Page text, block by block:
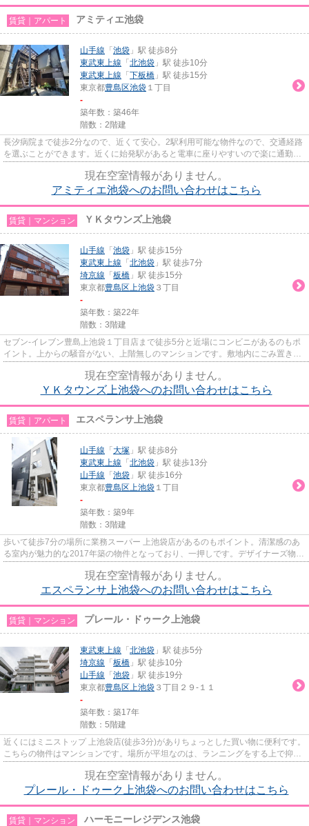
賃貸｜アパート アミティエ池袋
山手線 「 池袋 」駅 徒歩8分
東武東上線 「 北池袋 」駅 徒歩10分
東武東上線 「 下板橋 」駅 徒歩15分
東京都豊島区池袋 １丁目
-
築年数：築46年
階数：2階建
長汐病院まで徒歩2分なので、近くて安心。2駅利用可能な物件なので、交通経路
を選ぶことができます。近くに始発駅があると電車に座りやすいので楽に通勤が
現在空室情報がありません。
アミティエ池袋へのお問い合わせはこちら
賃貸｜マンション ＹＫタウンズ上池袋
山手線 「 池袋 」駅 徒歩15分
東武東上線 「 北池袋 」駅 徒歩7分
埼京線 「 板橋 」駅 徒歩15分
東京都豊島区上池袋 ３丁目
-
築年数：築22年
階数：3階建
セブン-イレブン豊島上池袋１丁目店まで徒歩5分と近場にコンビニがあるのもポ
イント。上からの騒音がない、上階無しのマンションです。敷地内にごみ置き場
現在空室情報がありません。
ＹＫタウンズ上池袋へのお問い合わせはこちら
賃貸｜アパート エスペランサ上池袋
山手線 「 大塚 」駅 徒歩8分
東武東上線 「 北池袋 」駅 徒歩13分
山手線 「 池袋 」駅 徒歩16分
東京都豊島区上池袋 １丁目
-
築年数：築9年
階数：3階建
歩いて徒歩7分の場所に業務スーパー 上池袋店があるのもポイント。清潔感のあ
る室内が魅力的な2017年築の物件となっており、一押しです。デザイナーズ物件
現在空室情報がありません。
エスペランサ上池袋へのお問い合わせはこちら
賃貸｜マンション プレール・ドゥーク上池袋
東武東上線 「 北池袋 」駅 徒歩5分
埼京線 「 板橋 」駅 徒歩10分
山手線 「 池袋 」駅 徒歩19分
東京都豊島区上池袋 ３丁目２９-１１
-
築年数：築17年
階数：5階建
近くにはミニストップ 上池袋店(徒歩3分)がありちょっとした買い物に便利です。
こちらの物件はマンションです。場所が平坦なのは、ランニングをする上で抑え
現在空室情報がありません。
プレール・ドゥーク上池袋へのお問い合わせはこちら
賃貸｜マンション ハーモニーレジデンス池袋